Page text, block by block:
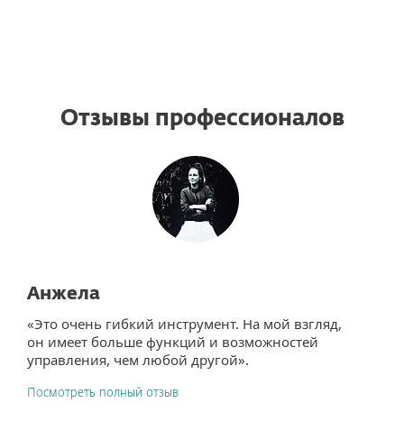
Отзывы профессионалов
Анжела
«Это очень гибкий инструмент. На мой взгляд,
он имеет больше функций и возможностей
управления, чем любой другой».
Посмотреть полный отзыв